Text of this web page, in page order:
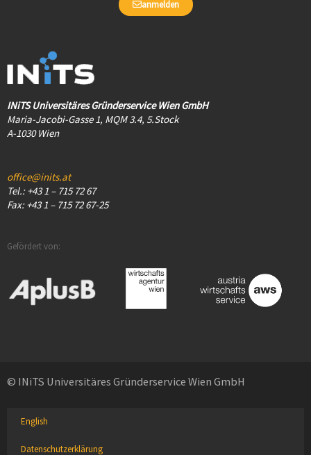
anmelden
INiTS Universitäres Gründerservice Wien GmbH
Maria-Jacobi-Gasse 1, MQM 3.4, 5.Stock
A-1030 Wien
office@inits.at
Tel.: +43 1 – 715 72 67
Fax: +43 1 – 715 72 67-25
Gefördert von:
© INiTS Universitäres Gründerservice Wien GmbH
English
Datenschutzerklärung